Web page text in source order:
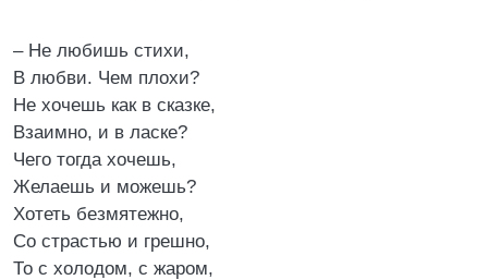
– Не любишь стихи,
В любви. Чем плохи?
Не хочешь как в сказке,
Взаимно, и в ласке?
Чего тогда хочешь,
Желаешь и можешь?
Хотеть безмятежно,
Со страстью и грешно,
То с холодом, с жаром,